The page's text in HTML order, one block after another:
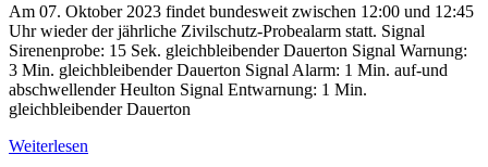
Am 07. Oktober 2023 findet bundesweit zwischen 12:00 und 12:45
Uhr wieder der jährliche Zivilschutz-Probealarm statt. Signal
Sirenenprobe: 15 Sek. gleichbleibender Dauerton Signal Warnung:
3 Min. gleichbleibender Dauerton Signal Alarm: 1 Min. auf-und
abschwellender Heulton Signal Entwarnung: 1 Min.
gleichbleibender Dauerton
Weiterlesen